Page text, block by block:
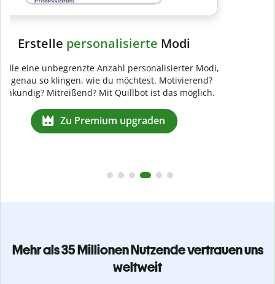
Mehr als 35 Millionen Nutzende vertrauen uns
weltweit